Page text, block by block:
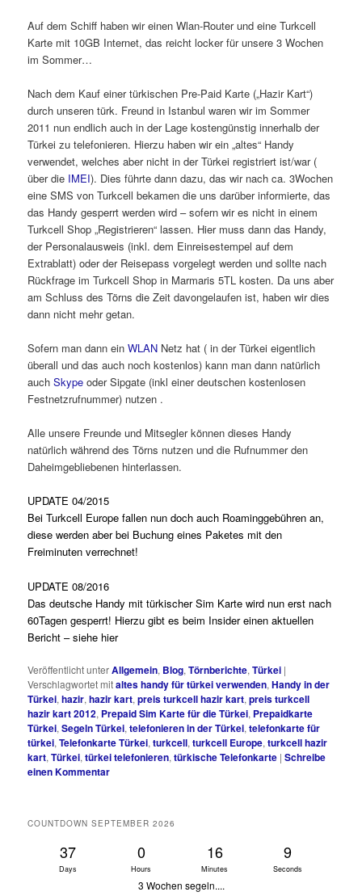
Auf dem Schiff haben wir einen Wlan-Router und eine Turkcell
Karte mit 10GB Internet, das reicht locker für unsere 3 Wochen
im Sommer…
Nach dem Kauf einer türkischen Pre-Paid Karte („Hazir Kart“)
durch unseren türk. Freund in Istanbul waren wir im Sommer
2011 nun endlich auch in der Lage kostengünstig innerhalb der
Türkei zu telefonieren. Hierzu haben wir ein „altes“ Handy
verwendet, welches aber nicht in der Türkei registriert ist/war (
über die IMEI). Dies führte dann dazu, das wir nach ca. 3Wochen
eine SMS von Turkcell bekamen die uns darüber informierte, das
das Handy gesperrt werden wird – sofern wir es nicht in einem
Turkcell Shop „Registrieren“ lassen. Hier muss dann das Handy,
der Personalausweis (inkl. dem Einreisestempel auf dem
Extrablatt) oder der Reisepass vorgelegt werden und sollte nach
Rückfrage im Turkcell Shop in Marmaris 5TL kosten. Da uns aber
am Schluss des Törns die Zeit davongelaufen ist, haben wir dies
dann nicht mehr getan.
Sofern man dann einWLAN Netz hat ( in der Türkei eigentlich
überall und das auch noch kostenlos) kann man dann natürlich
auchSkype oder Sipgate (inkl einer deutschen kostenlosen
Festnetzrufnummer) nutzen .
Alle unsere Freunde und Mitsegler können dieses Handy
natürlich während des Törns nutzen und die Rufnummer den
Daheimgebliebenen hinterlassen.
UPDATE 04/2015
Bei Turkcell Europe fallen nun doch auch Roaminggebühren an,
diese werden aber bei Buchung eines Paketes mit den
Freiminuten verrechnet!
UPDATE 08/2016
Das deutsche Handy mit türkischer Sim Karte wird nun erst nach
60Tagen gesperrt! Hierzu gibt es beim Insider einen aktuellen
Bericht – siehe hier
Veröffentlicht unterAllgemein, Blog,Törnberichte,Türkei |
Verschlagwortet mitaltes handy für türkei verwenden,Handy in der
Türkei,hazir,hazir kart,preis turkcell hazir kart,preis turkcell
hazir kart 2012, Prepaid Sim Karte für die Türkei, Prepaidkarte
Türkei,Segeln Türkei,telefonieren in der Türkei,telefonkarte für
türkei,Telefonkarte Türkei,turkcell,turkcell Europe,turkcell hazir
kart,Türkei,türkei telefonieren,türkische Telefonkarte |Schreibe
einen Kommentar
COUNTDOWN SEPTEMBER 2026
37
Days
0
Hours
16
Minutes
8
Seconds
3 Wochen segeln....